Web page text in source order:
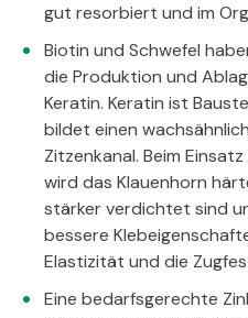
gut resorbiert und im
Biotin und Schwefel
die Produktion und
Keratin. Keratin ist
bildet einen
Zitzenkanal. Beim
wird das Klauenhorn
stärker verdichtet sind
bessere
Elastizität und die
Eine bedarfsgerechte